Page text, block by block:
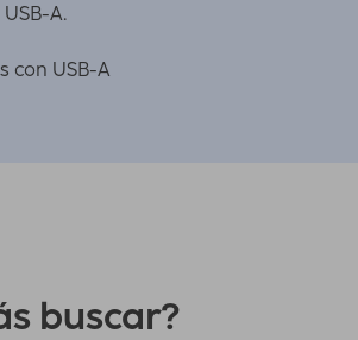
A.
con USB-A
buscar?